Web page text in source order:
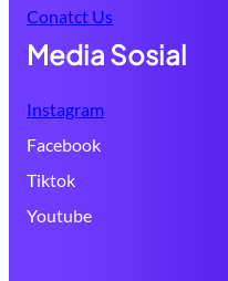
Conatct Us
Media Sosial
Instagram
Facebook
Tiktok
Youtube